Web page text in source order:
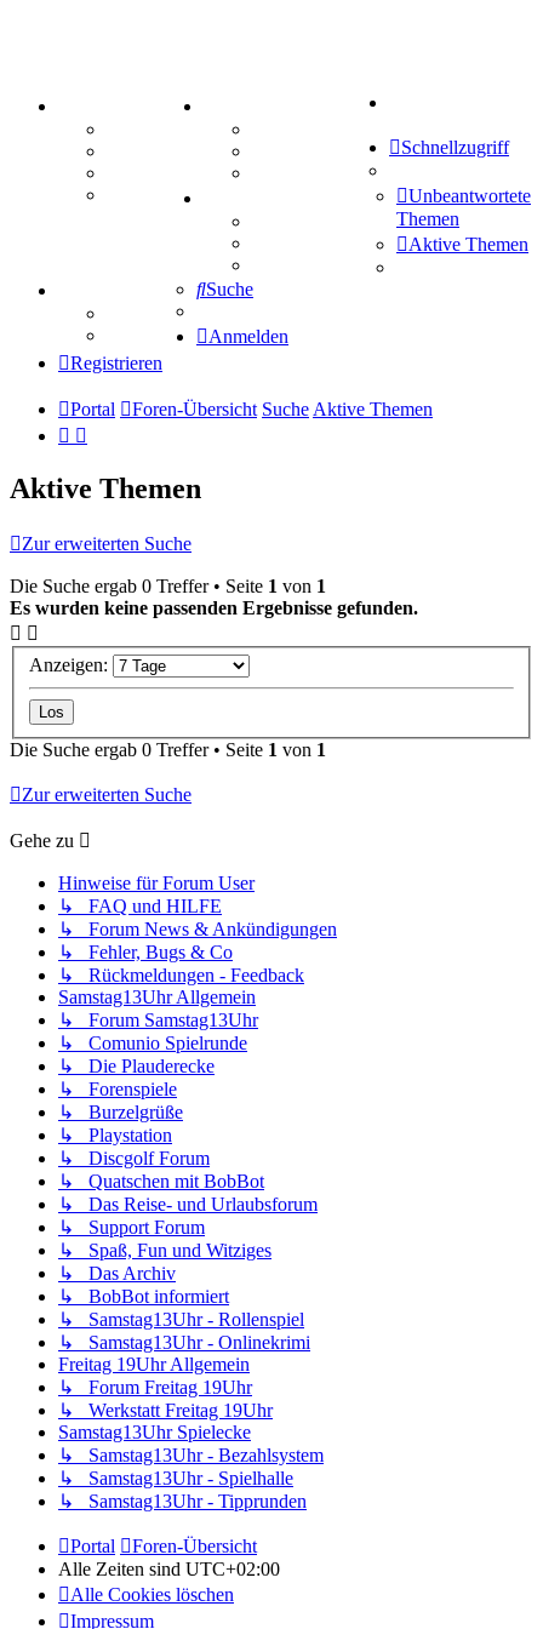
Mastodon
Treffenübersicht
Zitatesammlung
Schiffe versenken
Tipprunde
Comunio
Schnellzugriff
Unbeantwortete
Themen
Aktive Themen
Suche
Anmelden
Registrieren
Portal Foren-Übersicht Suche Aktive Themen
Aktive Themen
Zur erweiterten Suche
Die Suche ergab 0 Treffer • Seite 1 von 1
Es wurden keine passenden Ergebnisse gefunden.
Anzeigen:
Die Suche ergab 0 Treffer • Seite 1 von 1
Zur erweiterten Suche
Gehe zu
Hinweise für Forum User
↳ FAQ und HILFE
↳ Forum News & Ankündigungen
↳ Fehler, Bugs & Co
↳ Rückmeldungen - Feedback
Samstag13Uhr Allgemein
↳ Forum Samstag13Uhr
↳ Comunio Spielrunde
↳ Die Plauderecke
↳ Forenspiele
↳ Burzelgrüße
↳ Playstation
↳ Discgolf Forum
↳ Quatschen mit BobBot
↳ Das Reise- und Urlaubsforum
↳ Support Forum
↳ Spaß, Fun und Witziges
↳ Das Archiv
↳ BobBot informiert
↳ Samstag13Uhr - Rollenspiel
↳ Samstag13Uhr - Onlinekrimi
Freitag 19Uhr Allgemein
↳ Forum Freitag 19Uhr
↳ Werkstatt Freitag 19Uhr
Samstag13Uhr Spielecke
↳ Samstag13Uhr - Bezahlsystem
↳ Samstag13Uhr - Spielhalle
↳ Samstag13Uhr - Tipprunden
Portal
Foren-Übersicht
Alle Zeiten sind UTC+02:00
Alle Cookies löschen
Impressum